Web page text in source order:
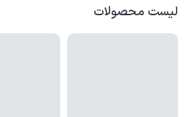
لیست محصولات